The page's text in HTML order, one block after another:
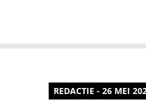
REDACTIE - 26 MEI